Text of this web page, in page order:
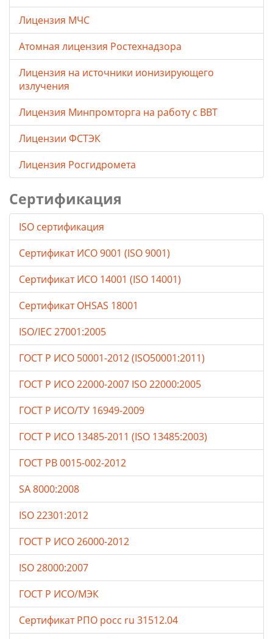
Лицензия МЧС
Атомная лицензия Ростехнадзора
Лицензия на источники ионизирующего
излучения
Лицензия Минпромторга на работу с ВВТ
Лицензии ФСТЭК
Лицензия Росгидромета
Сертификация
ISO сертификация
Сертификат ИСО 9001 (ISO 9001)
Сертификат ИСО 14001 (ISO 14001)
Сертификат OHSAS 18001
ISO/IEC 27001:2005
ГОСТ Р ИСО 50001-2012 (ISO50001:2011)
ГОСТ Р ИСО 22000-2007 ISO 22000:2005
ГОСТ Р ИСО/ТУ 16949-2009
ГОСТ Р ИСО 13485-2011 (ISO 13485:2003)
ГОСТ РВ 0015-002-2012
SA 8000:2008
ISO 22301:2012
ГОСТ Р ИСО 26000-2012
ISO 28000:2007
ГОСТ Р ИСО/МЭК
Сертификат РПО росс ru 31512.04